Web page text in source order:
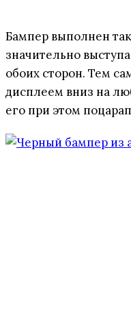
Бампер выполнен
значительно
обоих сторон. Тем
дисплеем вниз на
его при этом